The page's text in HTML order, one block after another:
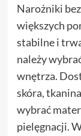
Narożniki
większych
stabilne i
należy
wnętrza.
skóra,
wybrać
pielęgnacji.